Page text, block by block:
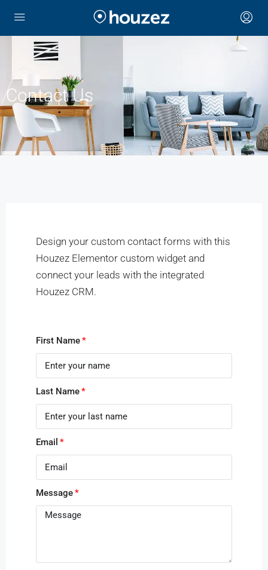
Contact Us
Design your custom contact forms with this
Houzez Elementor custom widget and
connect your leads with the integrated
Houzez CRM.
First Name
Last Name
Email
Message